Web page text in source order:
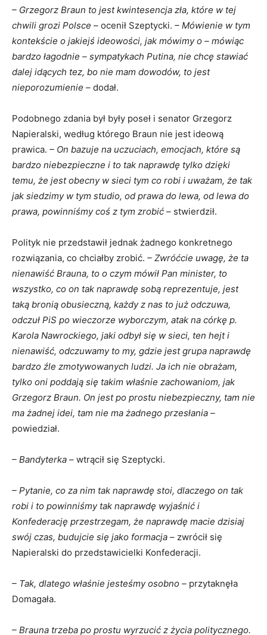
– Grzegorz Braun to jest kwintesencja zła, które w tej
chwili grozi Polsce – ocenił Szeptycki. – Mówienie w tym
kontekście o jakiejś ideowości, jak mówimy o – mówiąc
bardzo łagodnie – sympatykach Putina, nie chcę stawiać
dalej idących tez, bo nie mam dowodów, to jest
nieporozumienie – dodał.
Podobnego zdania był były poseł i senator Grzegorz
Napieralski, według którego Braun nie jest ideową
prawica. – On bazuje na uczuciach, emocjach, które są
bardzo niebezpieczne i to tak naprawdę tylko dzięki
temu, że jest obecny w sieci tym co robi i uważam, że tak
jak siedzimy w tym studio, od prawa do lewa, od lewa do
prawa, powinniśmy coś z tym zrobić – stwierdził.
Polityk nie przedstawił jednak żadnego konkretnego
rozwiązania, co chciałby zrobić. – Zwróćcie uwagę, że ta
nienawiść Brauna, to o czym mówił Pan minister, to
wszystko, co on tak naprawdę sobą reprezentuje, jest
taką bronią obusieczną, każdy z nas to już odczuwa,
odczuł PiS po wieczorze wyborczym, atak na córkę p.
Karola Nawrockiego, jaki odbył się w sieci, ten hejt i
nienawiść, odczuwamy to my, gdzie jest grupa naprawdę
bardzo źle zmotywowanych ludzi. Ja ich nie obrażam,
tylko oni poddają się takim właśnie zachowaniom, jak
Grzegorz Braun. On jest po prostu niebezpieczny, tam nie
ma żadnej idei, tam nie ma żadnego przesłania –
powiedział.
– Bandyterka – wtrącił się Szeptycki.
– Pytanie, co za nim tak naprawdę stoi, dlaczego on tak
robi i to powinniśmy tak naprawdę wyjaśnić i
Konfederację przestrzegam, że naprawdę macie dzisiaj
swój czas, budujcie się jako formacja – zwrócił się
Napieralski do przedstawicielki Konfederacji.
– Tak, dlatego właśnie jesteśmy osobno – przytaknęła
Domagała.
– Brauna trzeba po prostu wyrzucić z życia politycznego.